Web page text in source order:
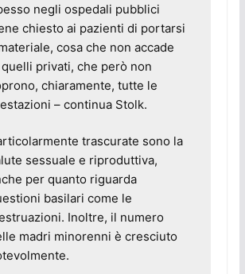
negli ospedali pubblici
chiesto ai pazienti di portarsi
cosa che non accade
privati, che però non
chiaramente, tutte le
– continua Stolk.
trascurate sono la
sessuale e riproduttiva,
per quanto riguarda
basilari come le
Inoltre, il numero
madri minorenni è cresciuto